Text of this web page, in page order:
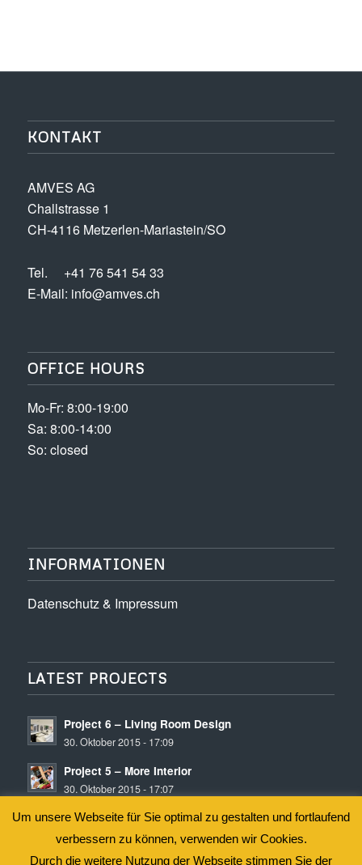
KONTAKT
AMVES AG
Challstrasse 1
CH-4116 Metzerlen-Mariastein/SO
Tel. +41 76 541 54 33
E-Mail: info@amves.ch
OFFICE HOURS
Mo-Fr: 8:00-19:00
Sa: 8:00-14:00
So: closed
INFORMATIONEN
Datenschutz & Impressum
LATEST PROJECTS
Project 6 – Living Room Design
30. Oktober 2015 - 17:09
Project 5 – More Interior
30. Oktober 2015 - 17:07
Project 4 – Office Tower
21. Oktober 2015 - 15:47
Um unsere Webseite für Sie optimal zu gestalten und fortlaufend
verbessern zu können, verwenden wir Cookies.
Durch die weitere Nutzung der Webseite stimmen Sie der